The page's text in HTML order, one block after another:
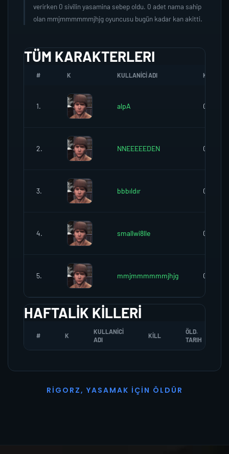
verirken 0 sivilin yasamina sebep oldu. 0 adet nama sahip
olan mmjmmmmmmjhjg oyuncusu bugün kadar kan akitti.
TÜM KARAKTERLERI
# K KULLANICI ADI K.SEREFI
1. alpA 0
2. NNEEEEEDEN 0
3. bbbıldır 0
4. smallwi8lle 0
5. mmjmmmmmmjhjg 0
HAFTALIK KILLERI
# K
KULLANICI
ADI
KILL
ÖLD.
TARIH
R I G O R Z, YASAMAK İ ÇI N Ö L D Ü R